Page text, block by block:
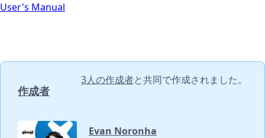
User's Manual
作成者
3人の作成者と共同で作成されました。
Evan Noronha